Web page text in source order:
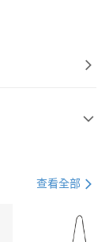
21家銀行
查看全部